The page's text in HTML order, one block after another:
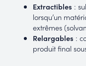
Extractibles :
lorsqu’un
extrêmes
Relargables :
produit final